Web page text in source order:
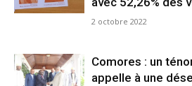
2 octobre 2022
Comores : un
appelle à une